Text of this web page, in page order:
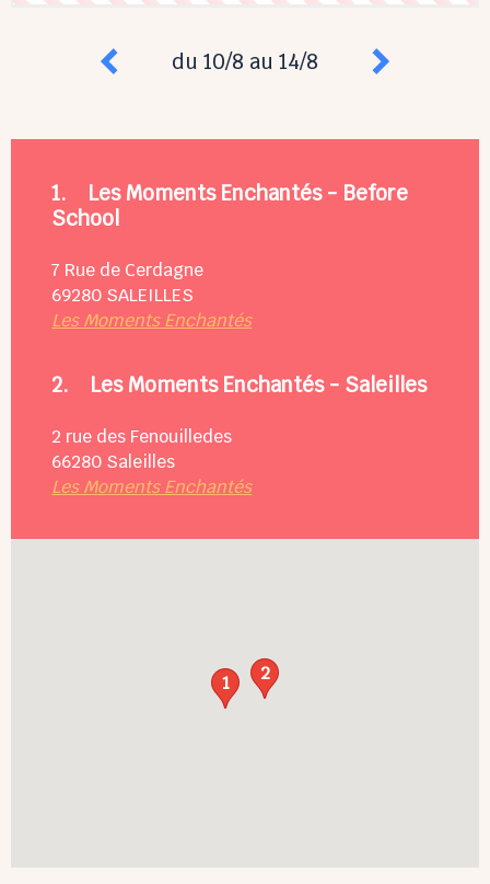
du 10/8 au 14/8
1. Les Moments Enchantés - Before
School
7 Rue de Cerdagne
69280 SALEILLES
Les Moments Enchantés
2. Les Moments Enchantés - Saleilles
2 rue des Fenouilledes
66280 Saleilles
Les Moments Enchantés
1 2